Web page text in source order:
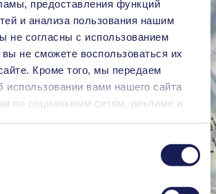
предоставления функций
и анализа пользования нашим
не согласны с использованием
не сможете воспользоваться их
Кроме того, мы передаем
вами нашего сайта
по социальным сетям, рекламе и
вами или получена в
их услугами. Вы можете в
свое согласие, перейдя